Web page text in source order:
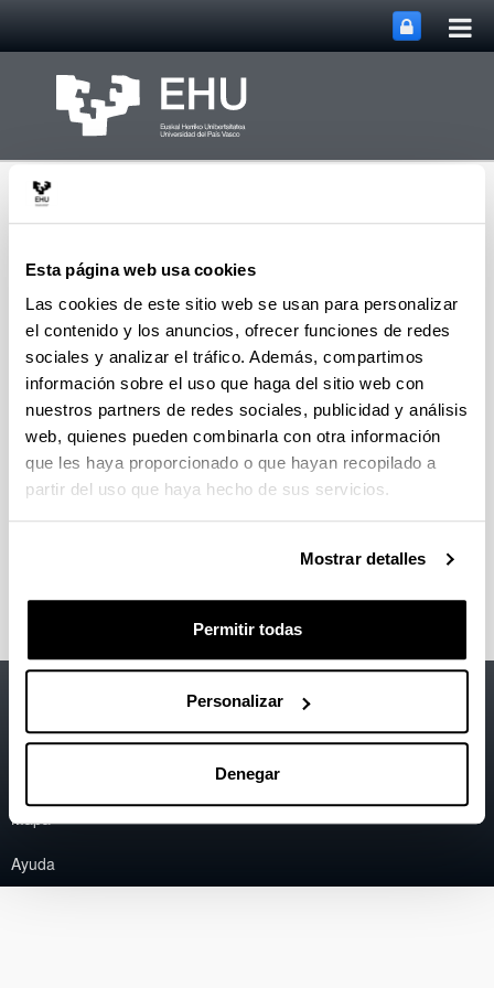
Esta página web usa cookies
Las cookies de este sitio web se usan para personalizar
el contenido y los anuncios, ofrecer funciones de redes
sociales y analizar el tráfico. Además, compartimos
información sobre el uso que haga del sitio web con
nuestros partners de redes sociales, publicidad y análisis
web, quienes pueden combinarla con otra información
que les haya proporcionado o que hayan recopilado a
partir del uso que haya hecho de sus servicios.
Mostrar detalles
Permitir todas
Personalizar
Denegar
Personal Docente e
Investigador
MenúAbrir/cerrar
Personal doctor investigador -
Abiertas para la entrega de
Información legal
Mapa
Ayuda